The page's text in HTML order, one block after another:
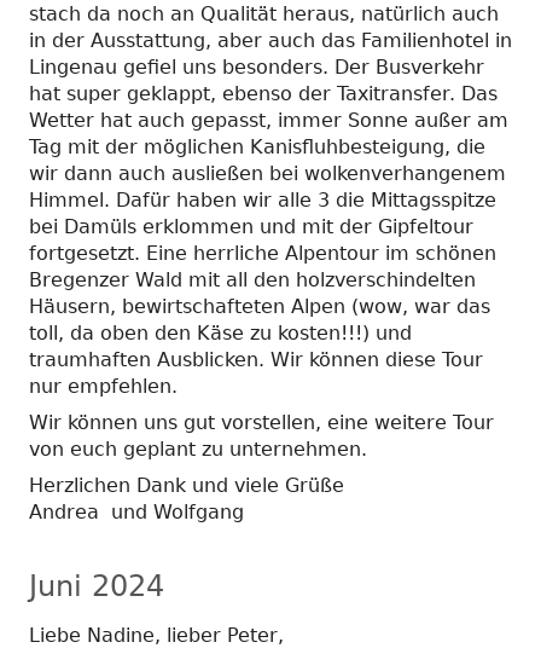
stach da noch an Qualität heraus, natürlich auch
in der Ausstattung, aber auch das Familienhotel in
Lingenau gefiel uns besonders. Der Busverkehr
hat super geklappt, ebenso der Taxitransfer. Das
Wetter hat auch gepasst, immer Sonne außer am
Tag mit der möglichen Kanisfluhbesteigung, die
wir dann auch ausließen bei wolkenverhangenem
Himmel. Dafür haben wir alle 3 die Mittagsspitze
bei Damüls erklommen und mit der Gipfeltour
fortgesetzt. Eine herrliche Alpentour im schönen
Bregenzer Wald mit all den holzverschindelten
Häusern, bewirtschafteten Alpen (wow, war das
toll, da oben den Käse zu kosten!!!) und
traumhaften Ausblicken. Wir können diese Tour
nur empfehlen.
Wir können uns gut vorstellen, eine weitere Tour
von euch geplant zu unternehmen.
Herzlichen Dank und viele Grüße
Andrea und Wolfgang
Juni 2024
Liebe Nadine, lieber Peter,